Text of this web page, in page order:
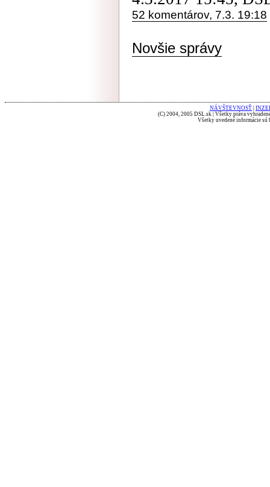
52 komentárov, 7.3. 19:18
Novšie správy
NÁVŠTEVNOSŤ
(C) 2004, 2005 DSL.sk | Všetky práva
Všetky uvedené informácie sú